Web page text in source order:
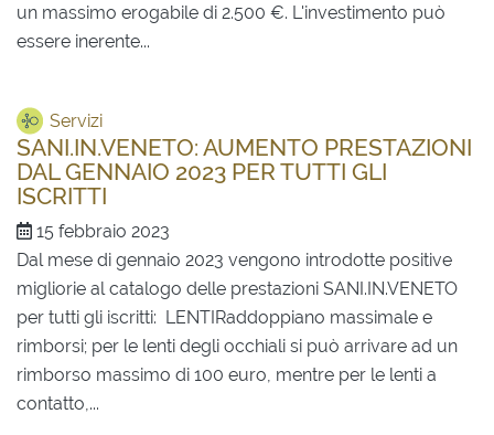
un massimo erogabile di 2.500 €. L'investimento può
essere inerente...
Servizi
SANI.IN.VENETO: AUMENTO PRESTAZIONI
DAL GENNAIO 2023 PER TUTTI GLI
ISCRITTI
15 febbraio 2023
Dal mese di gennaio 2023 vengono introdotte positive
migliorie al catalogo delle prestazioni SANI.IN.VENETO
per tutti gli iscritti: LENTIRaddoppiano massimale e
rimborsi; per le lenti degli occhiali si può arrivare ad un
rimborso massimo di 100 euro, mentre per le lenti a
contatto,...